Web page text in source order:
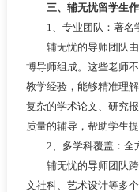
三、辅无忧留学生
1、专业团队：著名
辅无忧的导师团队由
博导师组成。这些老师
教学经验，能够精准理
复杂的学术论文、研究
质量的辅导，帮助学生提
2、多学科覆盖：全
辅无忧的导师团队跨
文社科、艺术设计等多